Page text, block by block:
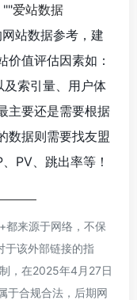
""爱站数据
站数据参考，建
价值评估因素如：
索引量、用户体
主要还是需要根据
数据则需要找友盟
PV、跳出率等！
都来源于网络，不保
于该外部链接的指
，在2025年4月27日
于合规合法，后期网